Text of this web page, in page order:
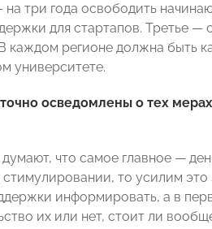
три года освободить
для стартапов. Третье —
каждом регионе должна быть
университете.
осведомлены о тех
что самое главное —
то усилим
информировать, а в
их или нет, стоит ли